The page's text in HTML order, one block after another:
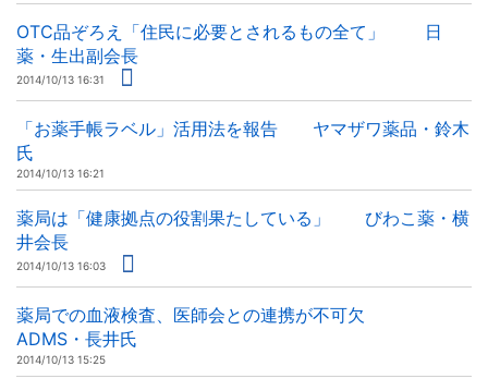
OTC品ぞろえ「住民に必要とされるもの全て」 日
薬・生出副会長
2014/10/13 16:31
「お薬手帳ラベル」活用法を報告 ヤマザワ薬品・鈴木
氏
2014/10/13 16:21
薬局は「健康拠点の役割果たしている」 びわこ薬・横
井会長
2014/10/13 16:03
薬局での血液検査、医師会との連携が不可欠
ADMS・長井氏
2014/10/13 15:25